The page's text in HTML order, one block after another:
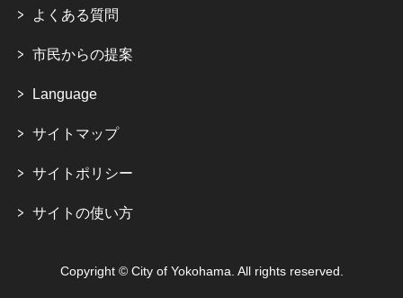
よくある質問
市民からの提案
Language
サイトマップ
サイトポリシー
サイトの使い方
Copyright © City of Yokohama. All rights reserved.